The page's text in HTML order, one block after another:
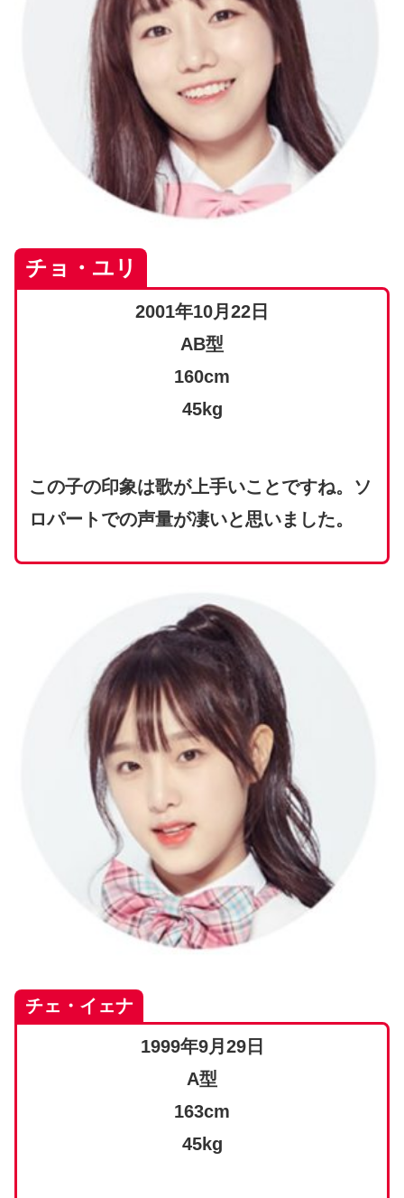
チョ・ユリ
2001年10月22日
AB型
160cm
45kg
この子の印象は歌が上手いことですね。ソ
ロパートでの声量が凄いと思いました。
チェ・イェナ
1999年9月29日
A型
163cm
45kg